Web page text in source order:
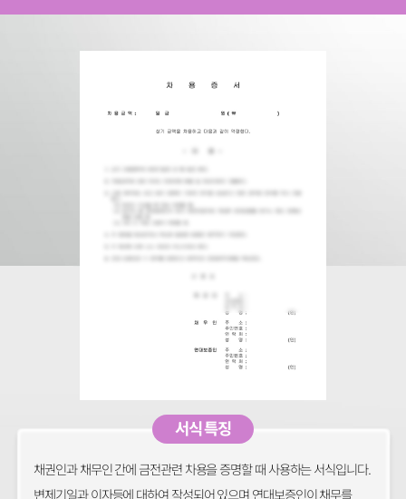
서식 특징
채권인과 채무인 간에 금전관련 차용을 증명할 때 사용하는 서식입니다.
변제기일과 이자등에 대하여 작성되어 있으며 연대보증인이 채무를